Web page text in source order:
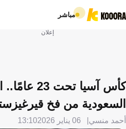
مباشر
إعلان
كأس آسيا
السعودية من فخ
أحمد منسي 06 يناير 2026 13:10